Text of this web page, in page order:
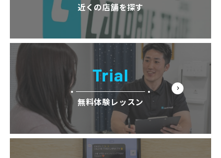
近くの店舗を探す
Trial
無料体験レッスン